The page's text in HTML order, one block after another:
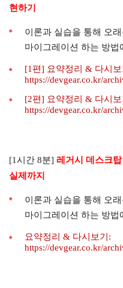
현하기
이론과 실습을 통해 오
마이그레이션 하는 방
[1편] 요약정리 & 다시보
https://devgear.co.kr/
[2편] 요약정리 & 다시보
https://devgear.co.kr/
[1시간 8분] 레거시 데스크
실제까지
이론과 실습을 통해 오
마이그레이션 하는 방
요약정리 & 다시보기:
https://devgear.co.kr/